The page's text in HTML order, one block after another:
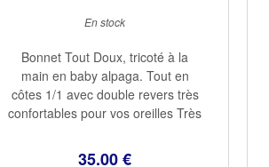
35.00€
En stock
Bonnet Tout Doux, tricoté à la
main en baby alpaga. Tout en
côtes 1/1 avec double revers très
confortables pour vos oreilles Très
alpaga est une des plus douces et